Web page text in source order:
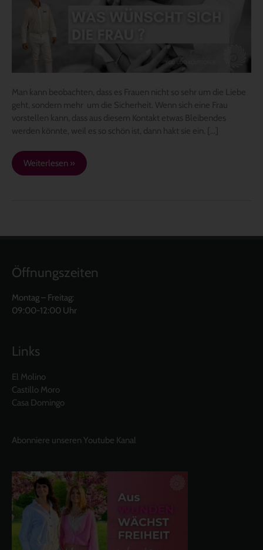
Man kann beobachten, dass es Frauen nicht so sehr um die Liebe
geht, sondern mehr um die Sicherheit. Wenn sich eine Frau
vorstellen kann, dass aus diesem Kontakt etwas Bleibendes
werden könnte, weil es so schön ist, dann hakt sie ein. […]
Weiterlesen »
Öffnungszeiten
Montag – Freitag:
09:00-12:00 Uhr
Links
El Molino
Castillo Moro
Casa Domingo
Abonniere unseren Youtube Kanal